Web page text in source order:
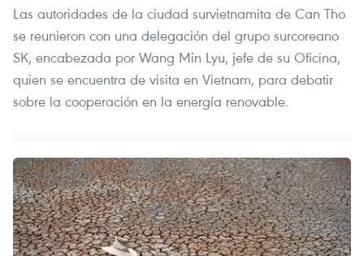
Las autoridades de la ciudad survietnamita de Can Tho
se reunieron con una delegación del grupo surcoreano
SK, encabezada por Wang Min Lyu, jefe de su Oficina,
quien se encuentra de visita en Vietnam, para debatir
sobre la cooperación en la energía renovable.